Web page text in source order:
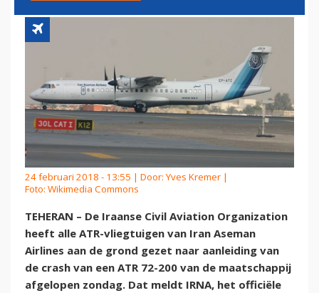
24 februari 2018 - 13:55 | Door:Yves Kremer |
Foto: Wikimedia Commons
TEHERAN – De Iraanse Civil Aviation Organization
heeft alle ATR-vliegtuigen van Iran Aseman
Airlines aan de grond gezet naar aanleiding van
de crash van een ATR 72-200 van de maatschappij
afgelopen zondag. Dat meldt IRNA, het officiële